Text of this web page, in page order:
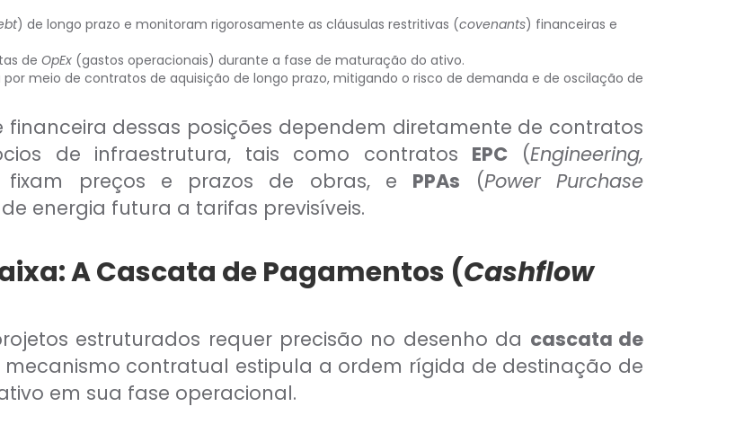
) de longo prazo e monitoram rigorosamente as cláusulas restritivas (covenants) financeiras e
de OpEx (gastos operacionais) durante a fase de maturação do ativo.
meio de contratos de aquisição de longo prazo, mitigando o risco de demanda e de oscilação de
dessas posições dependem diretamente de contratos
de infraestrutura, tais como contratos EPC (Engineering,
preços e prazos de obras, e PPAs (Power Purchase
energia futura a tarifas previsíveis.
A Cascata de Pagamentos (Cashflow
estruturados requer precisão no desenho da cascata de
mecanismo contratual estipula a ordem rígida de destinação de
em sua fase operacional.